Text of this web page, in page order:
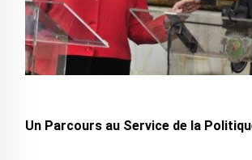
Un Parcours au Service de la